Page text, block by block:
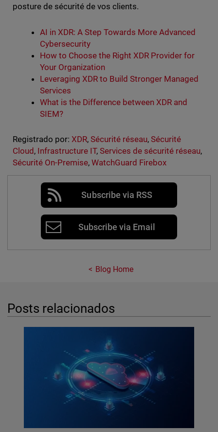
posture de sécurité de vos clients.
AI in XDR: A Step Towards More Advanced
Cybersecurity
How to Choose the Right XDR Provider for
Your Organization
Leveraging XDR to Build Stronger Managed
Services
What is the Difference between XDR and
SIEM?
Registrado por: XDR, Sécurité réseau,Sécurité
Cloud , Infrastructure IT, Services de sécurité réseau,
Sécurité On-Premise, WatchGuard Firebox
Subscribe via RSS
Subscribe via Email
Blog Home
Posts relacionados